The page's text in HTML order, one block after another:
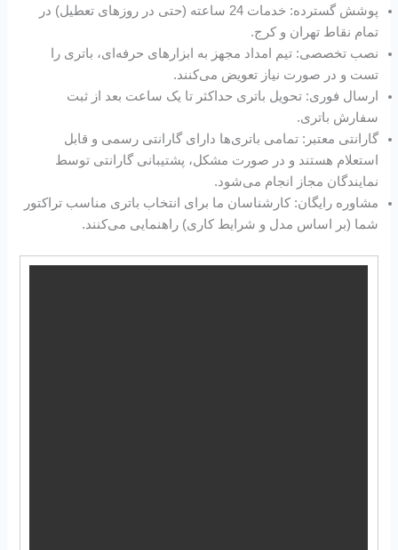
پوشش گسترده: خدمات 24 ساعته (حتی در روزهای تعطیل) در
تمام نقاط تهران و کرج.
نصب تخصصی: تیم امداد مجهز به ابزارهای حرفه‌ای، باتری را
تست و در صورت نیاز تعویض می‌کنند.
ارسال فوری: تحویل باتری حداکثر تا یک ساعت بعد از ثبت
سفارش باتری.
گارانتی معتبر: تمامی باتری‌ها دارای گارانتی رسمی و قابل
استعلام هستند و در صورت مشکل، پشتیبانی گارانتی توسط
نمایندگان مجاز انجام می‌شود.
مشاوره رایگان: کارشناسان ما برای انتخاب باتری مناسب تراکتور
شما (بر اساس مدل و شرایط کاری) راهنمایی می‌کنند.